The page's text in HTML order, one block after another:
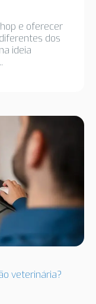
e oferecer
dos
ideia
veterinária?